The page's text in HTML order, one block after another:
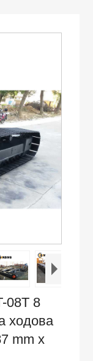
08T 8
ходова
mm x